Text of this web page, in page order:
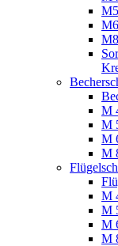
M5
M6
M8
M
M
M
M
M
M
M
M